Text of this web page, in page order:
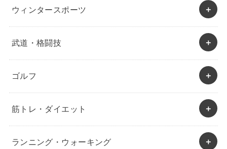
ウィンタースポーツ
武道・格闘技
ゴルフ
筋トレ・ダイエット
ランニング・ウォーキング